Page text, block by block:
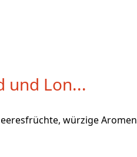
und Lon...
würzige Aromen